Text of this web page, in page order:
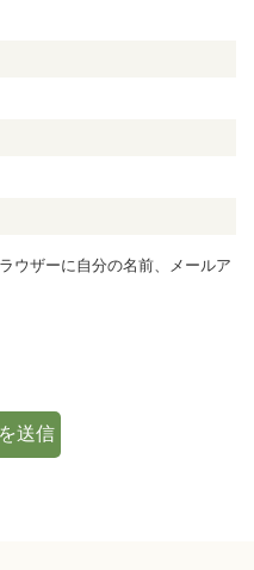
ウザーに自分の名前、メールア